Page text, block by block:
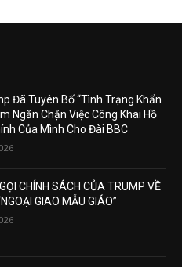
Đã Tuyên Bố “Tình Trạng Khẩn
Ngăn Chặn Việc Công Khai Hồ
Của Mình Cho Đài BBC
CHÍNH SÁCH CỦA TRUMP VỀ
GIAO MẪU GIÁO”